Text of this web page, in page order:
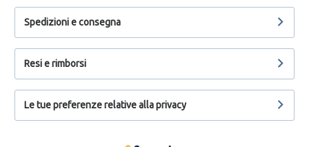
Spedizioni e consegna
Resi e rimborsi
Le tue preferenze relative alla privacy